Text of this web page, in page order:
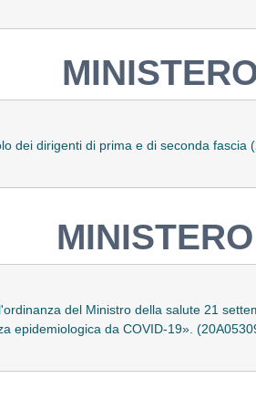
dei dirigenti di prima e di seconda fascia
del Ministro della salute 21
epidemiologica da COVID-19».